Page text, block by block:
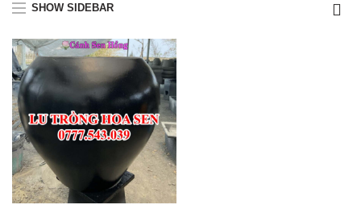
SHOW SIDEBAR